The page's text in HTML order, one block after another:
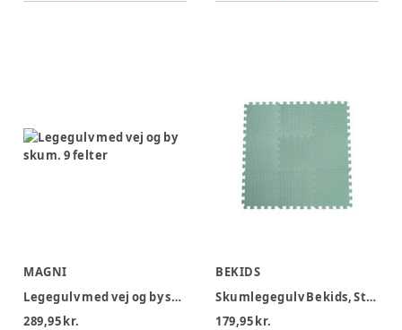
MAGNI
Legegulv med vej og by skum. 9 felter
289,95 kr.
BEKIDS
Skumlegegulv Bekids, Støvet Grøn 9 stk
179,95 kr.